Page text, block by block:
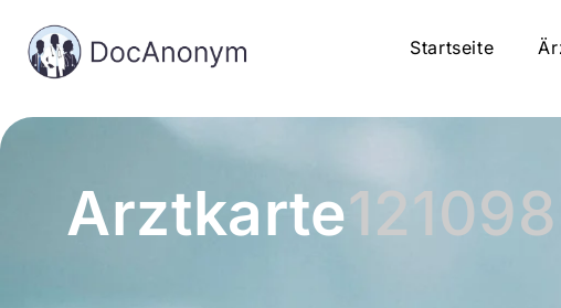
Startseite
Arztkarte121098